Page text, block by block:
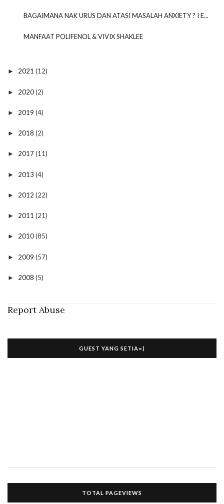
BAGAIMANA NAK URUS DAN ATASI MASALAH ANXIETY ? I E...
MANFAAT POLIFENOL & VIVIX SHAKLEE
► 2021 (12)
► 2020(2)
► 2019 (4)
► 2018 (2)
► 2017(11)
► 2013 (4)
► 2012 (22)
► 2011 (21)
► 2010(85)
► 2009 (57)
► 2008 (5)
Report Abuse
GUEST YANG SETIA=)
TOTAL PAGEVIEWS